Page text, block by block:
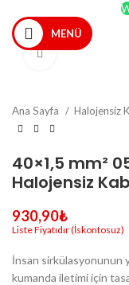
MENÜ
Büyütmek için
Ana Sayfa Halojensiz
40×1,5 mm²
Halojensiz
930,90₺
İnsan sirkülasyonunun
kumanda iletimi için